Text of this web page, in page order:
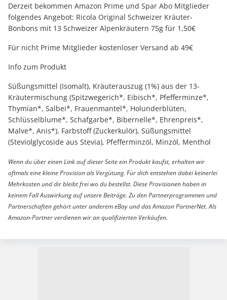
Derzeit bekommen Amazon Prime und Spar Abo Mitglieder
folgendes Angebot: Ricola Original Schweizer Kräuter-
Bonbons mit 13 Schweizer Alpenkräutern 75g für 1,50€
Für nicht Prime Mitglieder kostenloser Versand ab 49€
Info zum Produkt
Süßungsmittel (Isomalt), Kräuterauszug (1%) aus der 13-
Kräutermischung (Spitzwegerich*, Eibisch*, Pfefferminze*,
Thymian*, Salbei*, Frauenmantel*, Holunderblüten,
Schlüsselblume*, Schafgarbe*, Bibernelle*, Ehrenpreis*,
Malve*, Anis*), Farbstoff (Zuckerkulör), Süßungsmittel
(Steviolglycoside aus Stevia), Pfefferminzöl, Minzöl, Menthol
Wenn du über einen Link auf dieser Seite ein Produkt kaufst, erhalten wir
oftmals eine kleine Provision als Vergütung. Für dich entstehen dabei keinerlei
Mehrkosten und dir bleibt frei wo du bestellst. Diese Provisionen haben in
keinem Fall Auswirkung auf unsere Beiträge. Zu den Partnerprogrammen und
Partnerschaften gehört unter anderem eBay und das Amazon PartnerNet. Als
Amazon-Partner verdienen wir an qualifizierten Verkäufen.